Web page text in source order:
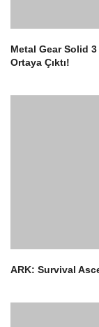
2
Metal Gear Solid
Ortaya Çıktı!
ARK: Survival